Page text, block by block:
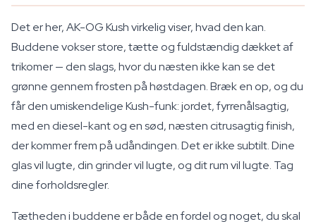
Det er her, AK-OG Kush virkelig viser, hvad den kan.
Buddene vokser store, tætte og fuldstændig dækket af
trikomer — den slags, hvor du næsten ikke kan se det
grønne gennem frosten på høstdagen. Bræk en op, og du
får den umiskendelige Kush-funk: jordet, fyrrenålsagtig,
med en diesel-kant og en sød, næsten citrusagtig finish,
der kommer frem på udåndingen. Det er ikke subtilt. Dine
glas vil lugte, din grinder vil lugte, og dit rum vil lugte. Tag
dine forholdsregler.
Tætheden i buddene er både en fordel og noget, du skal